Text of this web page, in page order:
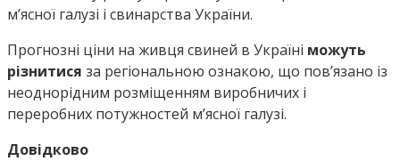
мʼясної галузі і свинарства України.
Прогнозні ціни на живця свиней в Україні можуть
різнитися за регіональною ознакою, що пов’язано із
неоднорідним розміщенням виробничих і
переробних потужностей м’ясної галузі.
Довідково